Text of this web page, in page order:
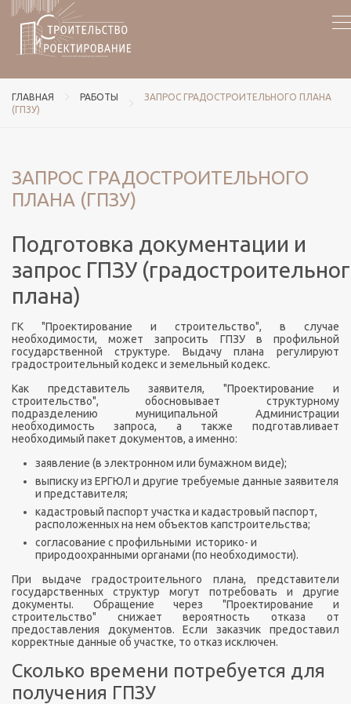
ГЛАВНАЯ РАБОТЫ
ЗАПРОС ГРАДОСТРОИТЕЛЬНОГО ПЛАНА
(ГПЗУ)
ЗАПРОС ГРАДОСТРОИТЕЛЬНОГО
ПЛАНА (ГПЗУ)
Подготовка документации и
запрос ГПЗУ
плана)
ГК "Проектирование и строительство", в случае
необходимости, может запросить ГПЗУв профильной
государственной структуре. Выдачу плана регулируют
градостроительный кодекс и земельный кодекс.
Как представитель заявителя, "Проектирование и
строительство", обосновывает структурному
подразделению муниципальной Администрации
необходимость запроса, а также подготавливает
необходимый пакет документов, а именно:
заявление (в электронном или бумажном виде);
выписку из ЕРГЮЛ и другие требуемые данные заявителя
и представителя;
кадастровый паспорт участка и кадастровый паспорт,
расположенных на нем объектов капстроительства;
согласование с профильными историко- и
природоохранными органами (по необходимости).
При выдаче градостроительного плана, представители
государственных структур могут потребовать и другие
документы. Обращение через "Проектирование и
строительство" снижает вероятность отказа от
предоставления документов. Если заказчик предоставил
корректные данные об участке, то отказ исключен.
Сколько времени потребуется для
получения ГПЗУ